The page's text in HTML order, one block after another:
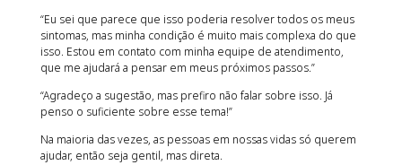
“Eu sei que parece que isso poderia resolver todos os meus
sintomas, mas minha condição é muito mais complexa do que
isso. Estou em contato com minha equipe de atendimento,
que me ajudará a pensar em meus próximos passos.”
“Agradeço a sugestão, mas prefiro não falar sobre isso. Já
penso o suficiente sobre esse tema!”
Na maioria das vezes, as pessoas em nossas vidas só querem
ajudar, então seja gentil, mas direta.